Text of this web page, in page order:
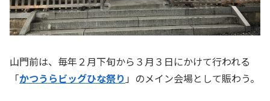
山門前は、毎年２月下旬から３月３日にかけて行われる
「かつうらビッグひな祭り 」のメイン会場として賑わう。